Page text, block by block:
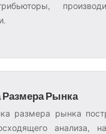
Размера Рынка
размера рынка
анализа,